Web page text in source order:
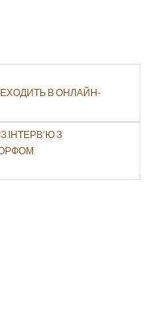
В ОНЛАЙН-
ІНТЕРВ’Ю З